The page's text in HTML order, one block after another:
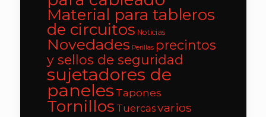
Material para tableros
de circuitos Noticias
Novedades Perillas precintos
y sellos de seguridad
sujetadores de
paneles Tapones
Tornillos Tuercasvarios